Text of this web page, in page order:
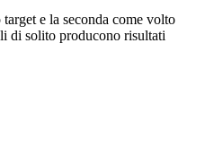
e la seconda come volto
di solito producono risultati